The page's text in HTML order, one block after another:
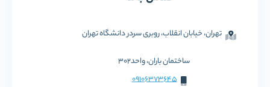
تهران، خیابان انقلاب، روبری سردر دانشگاه تهران
ساختمان باران، واحد302
09106373645